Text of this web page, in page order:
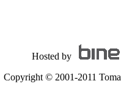
Hosted by
Copyright © 2001-2011